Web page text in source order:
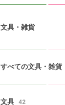
文具・雑貨
すべての文具・雑貨
文具 42